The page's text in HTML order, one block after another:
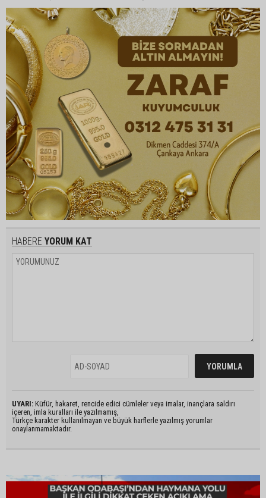
HABERE YORUM KAT
UYARI: Küfür, hakaret, rencide edici cümleler veya imalar, inançlara saldırı
içeren, imla kuralları ile yazılmamış,
Türkçe karakter kullanılmayan ve büyük harflerle yazılmış yorumlar
onaylanmamaktadır.